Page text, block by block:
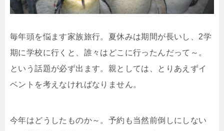
毎年頭を悩ます家族旅行。夏休みは期間が長いし、2学
期に学校に行くと、誰々はどこに行ったんだって～。
という話題が必ず出ます。親としては、とりあえずイ
ベントを考えなければなりません。
今年はどうしたものか～。予約も当然前倒しにしない